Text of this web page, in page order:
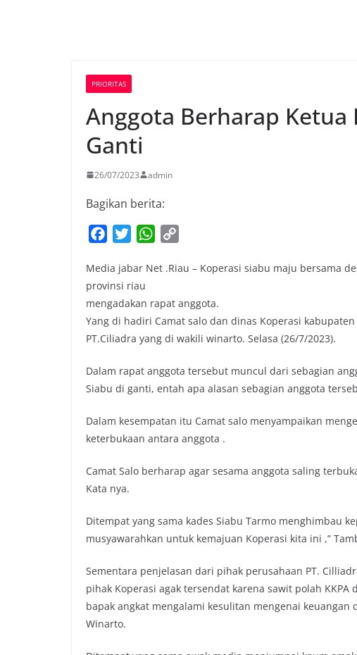
PRIORITAS
Anggota Berharap Ketua
Ganti
26/07/2023 admin
Bagikan berita:
c
e
b
o
o
i
t
t
e
r
W
a
s
A
p
p
L
i
n
Media jabar Net .Riau – Koperasi siabu maju bersama
provinsi riau
mengadakan rapat anggota.
Yang di hadiri Camat salo dan dinas Koperasi
PT.Ciliadra yang di wakili winarto. Selasa (26/7/2023).
Dalam rapat anggota tersebut muncul dari sebagian
Siabu di ganti, entah apa alasan sebagian anggota
Dalam kesempatan itu Camat salo menyampaikan
keterbukaan antara anggota .
Camat Salo berharap agar sesama anggota saling
Kata nya.
Ditempat yang sama kades Siabu Tarmo menghimbau
musyawarahkan untuk kemajuan Koperasi kita ini ,”
Sementara penjelasan dari pihak perusahaan PT.
pihak Koperasi agak tersendat karena sawit polah
bapak angkat mengalami kesulitan mengenai keuangan
Winarto.